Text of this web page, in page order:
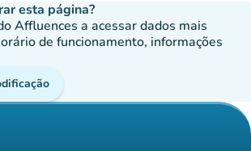
esta página?
Affluences a acessar dados mais
de funcionamento, informações